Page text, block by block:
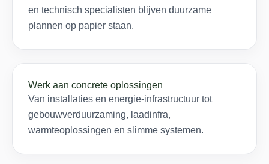
en technisch specialisten blijven duurzame
plannen op papier staan.
Werk aan concrete oplossingen
Van installaties en energie-infrastructuur tot
gebouwverduurzaming, laadinfra,
warmteoplossingen en slimme systemen.